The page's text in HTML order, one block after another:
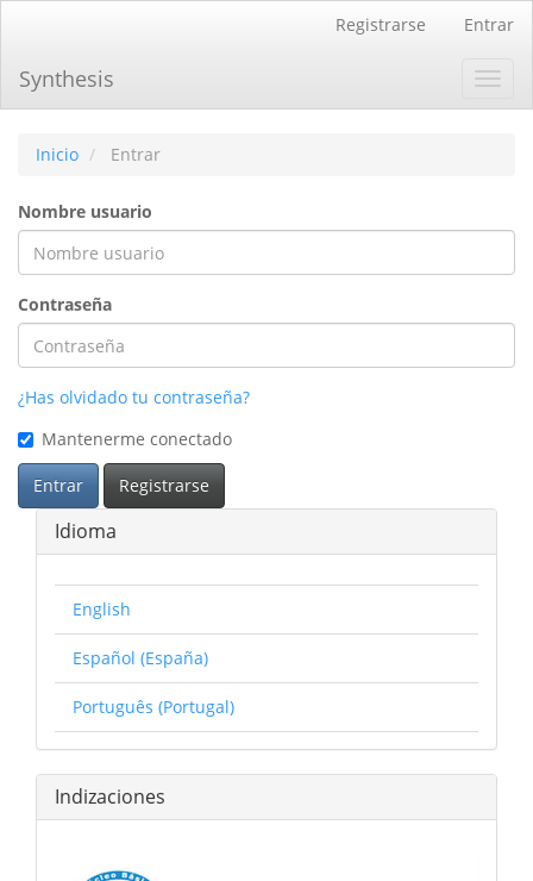
principal
Barra
Registrarse Entrar
Synthesis
Inicio Entrar
Nombre usuario
Contraseña
¿Has olvidado tu contraseña?
Mantenerme conectado
Entrar Registrarse
Idioma
English
Español (España)
Português (Portugal)
Indizaciones